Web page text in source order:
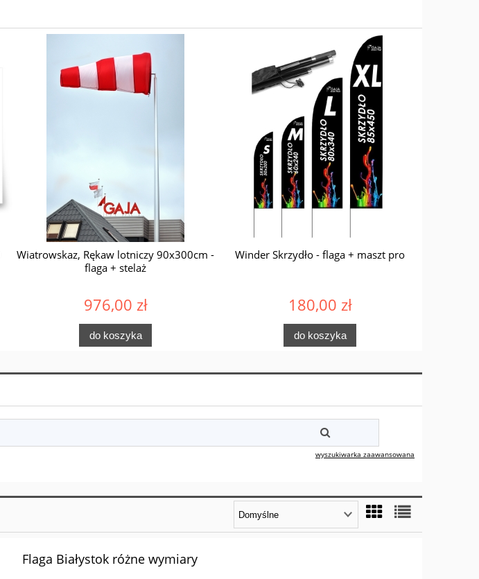
Wiatrowskaz, Rękaw lotniczy 90x300cm -
flaga + stelaż
976,00 zł
do koszyka
Winder Skrzydło - flaga + maszt pro
180,00 zł
do koszyka
wyszukiwarka zaawansowana
Flaga Białystok różne wymiary